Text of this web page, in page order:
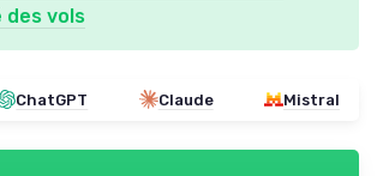
vols
ChatGPT Claude Mistral